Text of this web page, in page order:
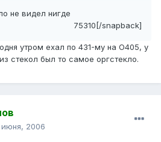
не видел нигде
75310[/snapback]
утром ехал по 431-му на О405, у
стекол был то самое оргстекло.
июня, 2006